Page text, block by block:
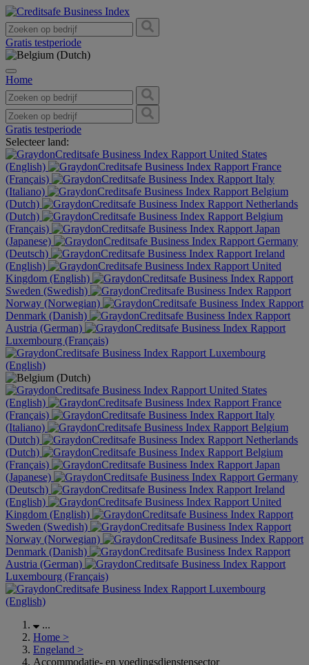
Gratis testperiode
Home
Gratis testperiode
Selecteer land:
United States
(English)
France
(Français)
Italy
(Italiano)
Belgium
(Dutch)
Netherlands
(Dutch)
Belgium
(Français)
Japan
(Japanese)
Germany
(Deutsch)
Ireland
(English)
United
Kingdom (English)
Sweden (Swedish)
Norway (Norwegian)
Denmark (Danish)
Austria (German)
Luxembourg (Français)
Luxembourg
(English)
United States
(English)
France
(Français)
Italy
(Italiano)
Belgium
(Dutch)
Netherlands
(Dutch)
Belgium
(Français)
Japan
(Japanese)
Germany
(Deutsch)
Ireland
(English)
United
Kingdom (English)
Sweden (Swedish)
Norway (Norwegian)
Denmark (Danish)
Austria (German)
Luxembourg (Français)
Luxembourg
(English)
...
Home >
Engeland >
Accommodatie- en voedingsdienstensector